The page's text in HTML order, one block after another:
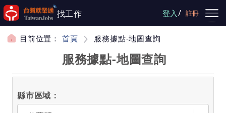
跳到主要內容
找工作 登入/ 註冊
目前位置： 首頁 服務據點-地圖查詢
服務據點-地圖查詢
縣市區域：
選擇縣市